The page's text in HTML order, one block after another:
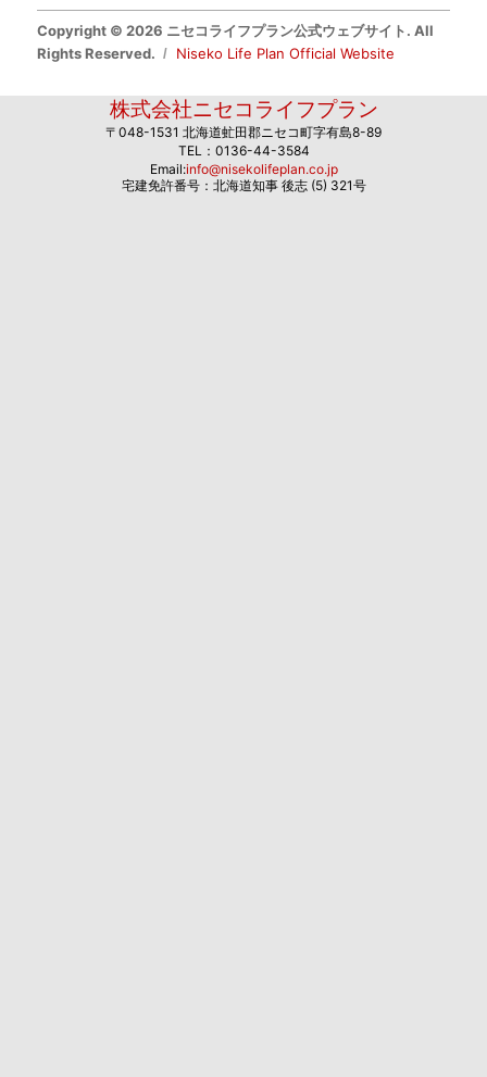
Copyright © 2026 ニセコライフプラン公式ウェブサイト. All
Rights Reserved.
Niseko Life Plan Official Website
株式会社ニセコライフプラン
〒048-1531 北海道虻田郡ニセコ町字有島8-89
TEL：0136-44-3584
Email:info@nisekolifeplan.co.jp
宅建免許番号：北海道知事 後志 (5) 321号